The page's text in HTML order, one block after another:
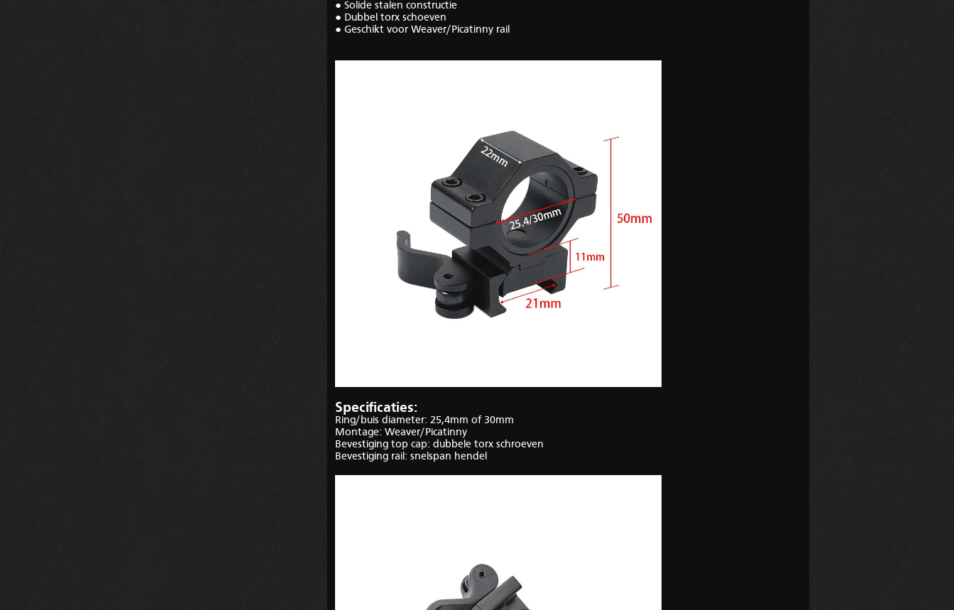
● Solide stalen constructie
● Dubbel torx schoeven
● Geschikt voor Weaver/Picatinny rail
Specificaties:
Ring/buis diameter: 25,4mm of 30mm
Montage: Weaver/Picatinny
Bevestiging top cap: dubbele torx schroeven
Bevestiging rail: snelspan hendel